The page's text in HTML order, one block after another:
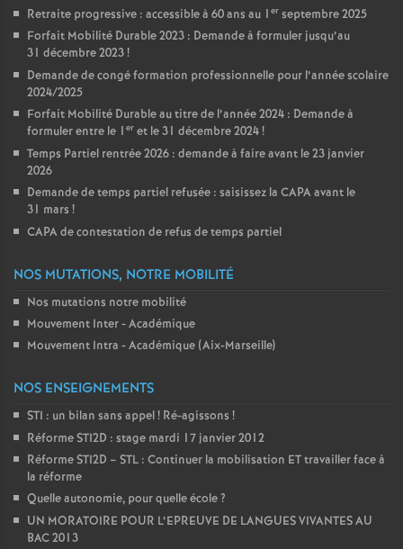
Retraite progressive : accessible à 60 ans au 1 er septembre 2025
Forfait Mobilité Durable 2023 : Demande à formuler jusqu’au
31 décembre 2023!
Demande de congé formation professionnelle pour l’année scolaire
2024/2025
Forfait Mobilité Durable au titre de l’année 2024 : Demande à
formuler entre le 1 er et le 31 décembre 2024!
Temps Partiel rentrée 2026 : demande à faire avant le 23 janvier
2026
Demande de temps partiel refusée : saisissez la CAPA avant le
31 mars !
CAPA de contestation de refus de temps partiel
NOS MUTATIONS, NOTRE MOBILITÉ
Nos mutations notre mobilité
Mouvement Inter - Académique
Mouvement Intra - Académique (Aix-Marseille)
NOS ENSEIGNEMENTS
STI : un bilan sans appel! Ré-agissons !
Réforme STI2D : stage mardi 17 janvier 2012
Réforme STI2D – STL : Continuer la mobilisation ET travailler face à
la réforme
Quelle autonomie, pour quelle école?
UN MORATOIRE POUR L’EPREUVE DE LANGUES VIVANTES AU
BAC 2013